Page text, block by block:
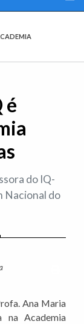
é
do IQ-
Nacional do
Ana Maria
na Academia